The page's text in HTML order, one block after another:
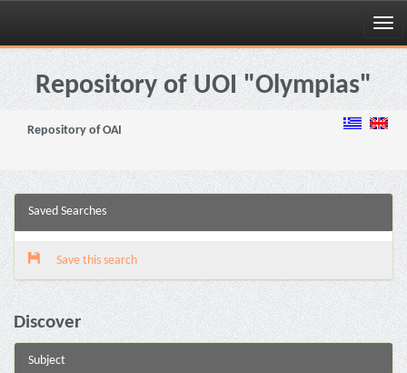
Skip
navigationRepository of UOI "Olympias"
Repository of OAI
Saved Searches
Save this search
Discover
Subject